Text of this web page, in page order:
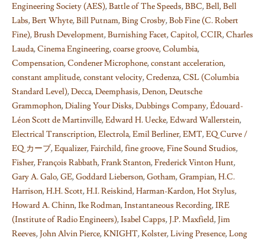
Engineering Society (AES),Battle of The Speeds,BBC,Bell,Bell
Labs,Bert Whyte,Bill Putnam,Bing Crosby,Bob Fine (C. Robert
Fine),Brush Development,Burnishing Facet,Capitol,CCIR,Charles
Lauda,Cinema Engineering,coarse groove,Columbia,
Compensation,Condener Microphone,constant acceleration,
constant amplitude,constant velocity,Credenza,CSL (Columbia
Standard Level),Decca,Deemphasis,Denon,Deutsche
Grammophon,Dialing Your Disks,Dubbings Company,Édouard-
Léon Scott de Martinville,Edward H. Uecke,Edward Wallerstein,
Electrical Transcription,Electrola,Emil Berliner,EMT,EQ Curve /
EQ カーブ,Equalizer,Fairchild,fine groove,Fine Sound Studios,
Fisher,François Rabbath,Frank Stanton,Frederick Vinton Hunt,
Gary A. Galo,GE,Goddard Lieberson,Gotham,Grampian,H.C.
Harrison,H.H. Scott,H.I. Reiskind,Harman-Kardon,Hot Stylus,
Howard A. Chinn,Ike Rodman,Instantaneous Recording,IRE
(Institute of Radio Engineers),Isabel Capps,J.P. Maxfield,Jim
Reeves,John Alvin Pierce,KNIGHT,Kolster,Living Presence,Long